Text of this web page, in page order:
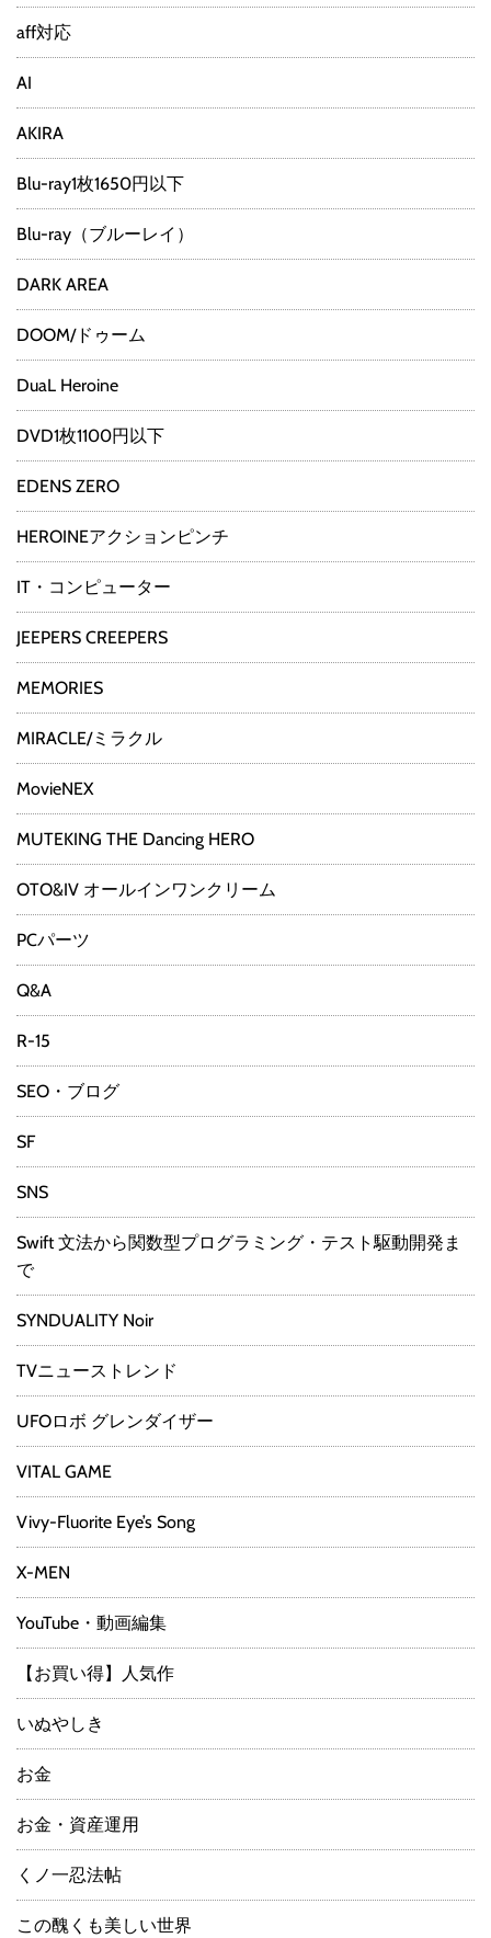
aff対応
AI
AKIRA
Blu-ray1枚1650円以下
Blu-ray（ブルーレイ）
DARK AREA
DOOM/ドゥーム
DuaL Heroine
DVD1枚1100円以下
EDENS ZERO
HEROINEアクションピンチ
IT・コンピューター
JEEPERS CREEPERS
MEMORIES
MIRACLE/ミラクル
MovieNEX
MUTEKING THE Dancing HERO
OTO&IV オールインワンクリーム
PCパーツ
Q&A
R-15
SEO・ブログ
SF
SNS
Swift 文法から関数型プログラミング・テスト駆動開発ま
で
SYNDUALITY Noir
TVニューストレンド
UFOロボ グレンダイザー
VITAL GAME
Vivy-Fluorite Eye’s Song
X-MEN
YouTube・動画編集
【お買い得】人気作
いぬやしき
お金
お金・資産運用
くノ一忍法帖
この醜くも美しい世界